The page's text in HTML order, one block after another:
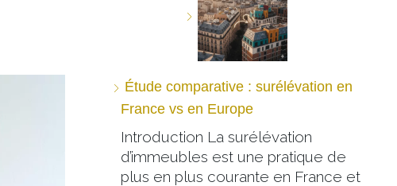
Étude comparative : surélévation en
France vs en Europe
Introduction La surélévation
d’immeubles est une pratique de
plus en plus courante en France et